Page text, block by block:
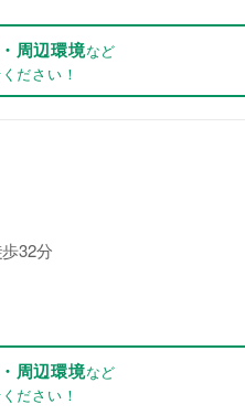
周辺環境など
ださい！
32分
周辺環境など
ださい！